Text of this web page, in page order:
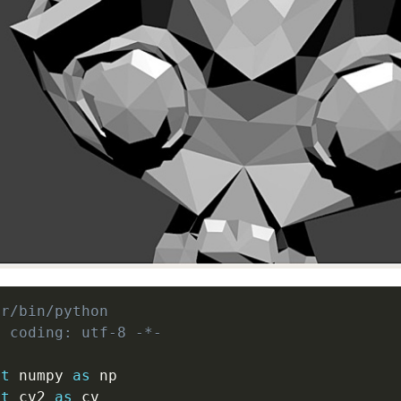
bin/python
coding: utf-8 -*-
numpy as
cv2 as cv